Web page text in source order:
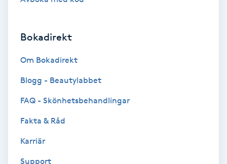
Fotmassage
Fotvård
Bokadirekt
Om Bokadirekt
Blogg - Beautylabbet
FAQ - Skönhetsbehandlingar
Fakta & Råd
Karriär
Support